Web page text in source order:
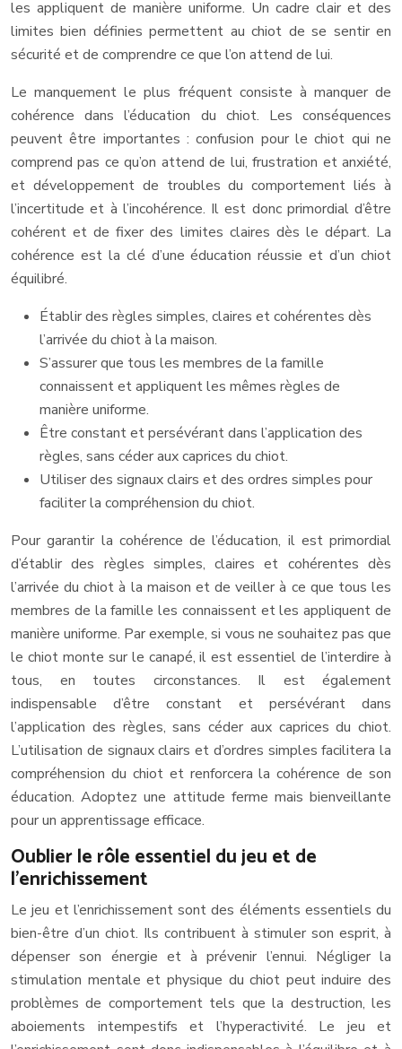
les appliquent de manière uniforme. Un cadre clair et des
limites bien définies permettent au chiot de se sentir en
sécurité et de comprendre ce que l’on attend de lui.
Le manquement le plus fréquent consiste à manquer de
cohérence dans l’éducation du chiot. Les conséquences
peuvent être importantes : confusion pour le chiot qui ne
comprend pas ce qu’on attend de lui, frustration et anxiété,
et développement de troubles du comportement liés à
l’incertitude et à l’incohérence. Il est donc primordial d’être
cohérent et de fixer des limites claires dès le départ. La
cohérence est la clé d’une éducation réussie et d’un chiot
équilibré.
Établir des règles simples, claires et cohérentes dès
l’arrivée du chiot à la maison.
S’assurer que tous les membres de la famille
connaissent et appliquent les mêmes règles de
manière uniforme.
Être constant et persévérant dans l’application des
règles, sans céder aux caprices du chiot.
Utiliser des signaux clairs et des ordres simples pour
faciliter la compréhension du chiot.
Pour garantir la cohérence de l’éducation, il est primordial
d’établir des règles simples, claires et cohérentes dès
l’arrivée du chiot à la maison et de veiller à ce que tous les
membres de la famille les connaissent et les appliquent de
manière uniforme. Par exemple, si vous ne souhaitez pas que
le chiot monte sur le canapé, il est essentiel de l’interdire à
tous, en toutes circonstances. Il est également
indispensable d’être constant et persévérant dans
l’application des règles, sans céder aux caprices du chiot.
L’utilisation de signaux clairs et d’ordres simples facilitera la
compréhension du chiot et renforcera la cohérence de son
éducation. Adoptez une attitude ferme mais bienveillante
pour un apprentissage efficace.
Oublier le rôle essentiel du jeu et de
l’enrichissement
Le jeu et l’enrichissement sont des éléments essentiels du
bien-être d’un chiot. Ils contribuent à stimuler son esprit, à
dépenser son énergie et à prévenir l’ennui. Négliger la
stimulation mentale et physique du chiot peut induire des
problèmes de comportement tels que la destruction, les
aboiements intempestifs et l’hyperactivité. Le jeu et